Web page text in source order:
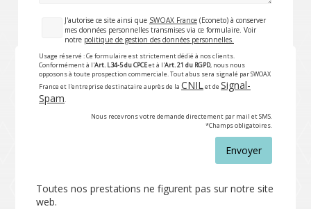
J'autorise ce site ainsi que SWOAX France (Econeto) à conserver
mes données personnelles transmises via ce formulaire. Voir
notre politique de gestion des données personnelles.
Usage réservé : Ce formulaire est strictement dédié à nos clients.
Conformément à l'Art. L34-5 du CPCEet à l'Art. 21 du RGPD, nous nous
opposons à toute prospection commerciale. Tout abus sera signalé par SWOAX
France et l'entreprise destinataire auprès de la CNILet de Signal-
Spam.
Nous recevrons votre demande directement par mail et SMS.
*Champs obligatoires.
Envoyer
Toutes nos prestations ne figurent pas sur notre site
web.